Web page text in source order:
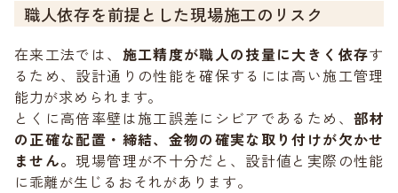
職人依存を前提とした現場施工のリスク
在来工法では、 施工精度が職人の技量に大きく依存す
るため、設計通りの性能を確保するには高い施工管理
能力が求められます。
とくに高倍率壁は施工誤差にシビアであるため、 部材
の正確な配置・締結、金物の確実な取り付けが欠かせ
ません。現場管理が不十分だと、設計値と実際の性能
に乖離が生じるおそれがあります。